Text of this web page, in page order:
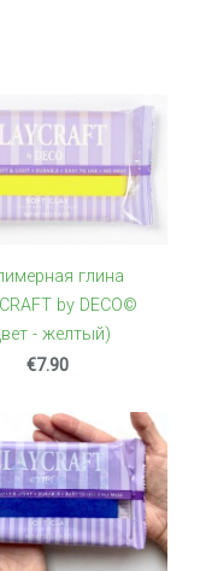
глина
by DECO©
- желтый)
€7.90